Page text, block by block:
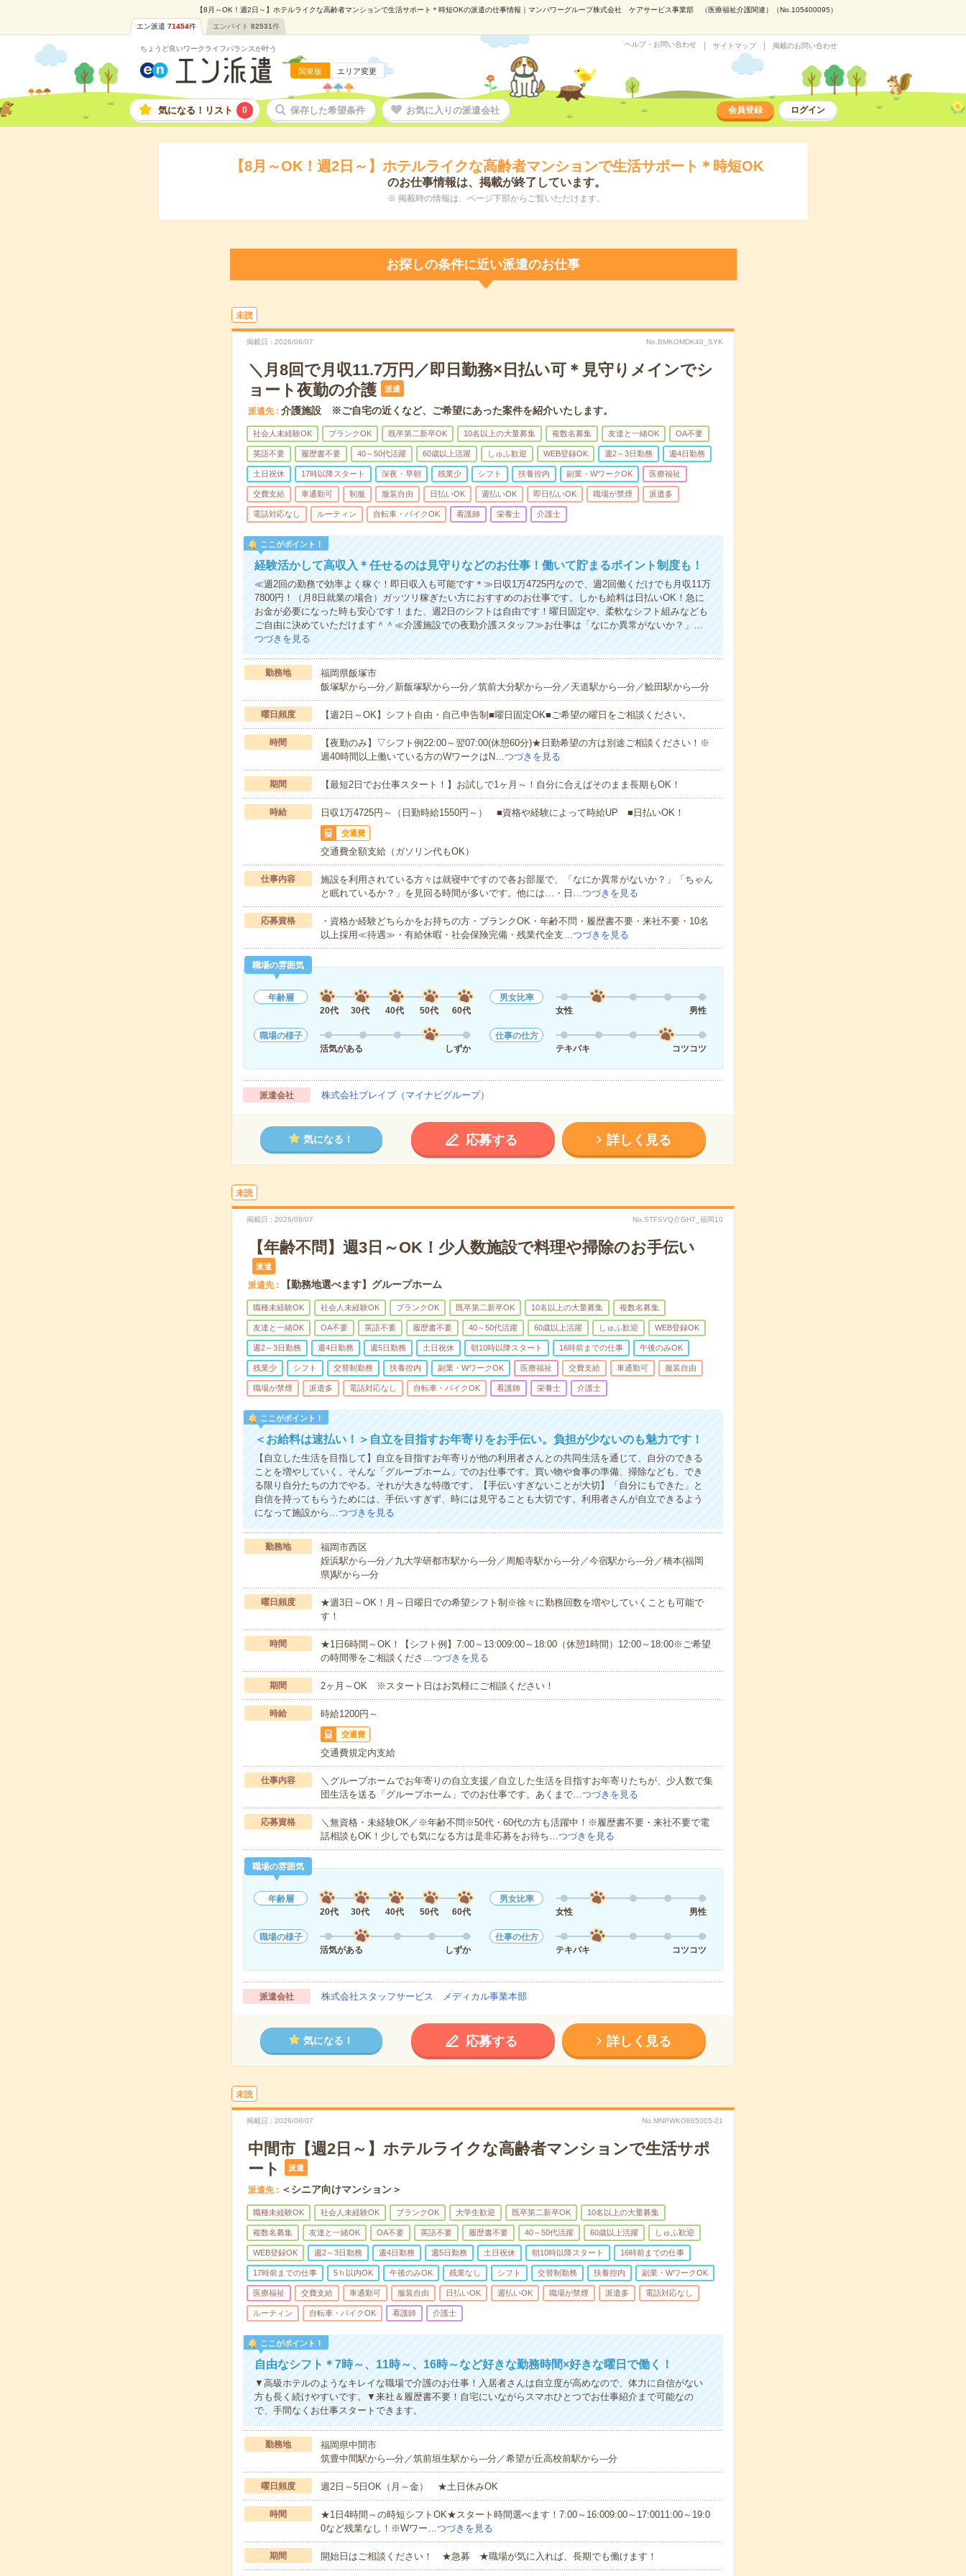
【8月～OK！週2日～】ホテルライクな高齢者マンションで生活サポート＊時短OKの派遣の仕事情報｜マンパワーグループ株式会社 ケアサービス事業部 （医療福祉介護関連）（No.105400095）
エン派遣 71454件 エンバイト 82531件
ちょうど良いワークライフバランスが叶う
関東版 エリア変更
ヘルプ・お問い合わせ サイトマップ 掲載のお問い合わせ
気になる！リスト 0 保存した希望条件 お気に入りの派遣会社 会員登録 ログイン
【8月～OK！週2日～】ホテルライクな高齢者マンションで生活サポート＊時短OK
のお仕事情報は、掲載が終了しています。
※ 掲載時の情報は、ページ下部からご覧いただけます。
お探しの条件に近い派遣のお仕事
未読
掲載日 2026/08/07 No.BMKOMDK40_SYK
＼月8回で月収11.7万円／即日勤務×日払い可＊見守りメインでシ
ョート夜勤の介護
派遣
派遣先 介護施設 ※ご自宅の近くなど、ご希望にあった案件を紹介いたします。
社会人未経験OK ブランクOK 既卒第二新卒OK 10名以上の大量募集 複数名募集 友達と一緒OK OA不要
英語不要 履歴書不要 40～50代活躍 60歳以上活躍 しゅふ歓迎 WEB登録OK 週2～3日勤務 週4日勤務
土日祝休 17時以降スタート 深夜・早朝 残業少 シフト 扶養控内 副業・WワークOK 医療福祉
交費支給 車通勤可 制服 服装自由 日払いOK 週払いOK 即日払いOK 職場が禁煙 派遣多
電話対応なし ルーティン 自転車・バイクOK 看護師 栄養士 介護士
ここがポイント！
経験活かして高収入＊任せるのは見守りなどのお仕事！働いて貯まるポイント制度も！
≪週2回の勤務で効率よく稼ぐ！即日収入も可能です＊≫日収1万4725円なので、週2回働くだけでも月収11万
7800円！（月8日就業の場合）ガッツリ稼ぎたい方におすすめのお仕事です。しかも給料は日払いOK！急に
お金が必要になった時も安心です！また、週2日のシフトは自由です！曜日固定や、柔軟なシフト組みなども
ご自由に決めていただけます＾＾≪介護施設での夜勤介護スタッフ≫お仕事は「なにか異常がないか？」…
つづきを見る
勤務地
福岡県飯塚市
飯塚駅から---分／新飯塚駅から---分／筑前大分駅から---分／天道駅から---分／鯰田駅から---分
曜日頻度 【週2日～OK】シフト自由・自己申告制■曜日固定OK■ご希望の曜日をご相談ください。
時間
【夜勤のみ】▽シフト例22:00～翌07:00(休憩60分)★日勤希望の方は別途ご相談ください！※
週40時間以上働いている方のWワークはN…つづきを見る
期間 【最短2日でお仕事スタート！】お試しで1ヶ月～！自分に合えばそのまま長期もOK！
時給 日収1万4725円～（日勤時給1550円～） ■資格や経験によって時給UP ■日払いOK！
交通費
交通費全額支給（ガソリン代もOK）
仕事内容
施設を利用されている方々は就寝中ですので各お部屋で、「なにか異常がないか？」「ちゃん
と眠れているか？」を見回る時間が多いです。他には…・日…つづきを見る
応募資格
・資格か経験どちらかをお持ちの方・ブランクOK・年齢不問・履歴書不要・来社不要・10名
以上採用≪待遇≫・有給休暇・社会保険完備・残業代全支…つづきを見る
職場の雰囲気
年齢層
20代
30代 40代 50代 60代
男女比率
女性
男性
職場の様子
活気がある
しずか
仕事の仕方
テキパキ
コツコツ
派遣会社 株式会社ブレイブ（マイナビグループ）
気になる！ 応募する 詳しく見る
未読
掲載日 2026/08/07 No.STFSVQ介GH7_福岡10
【年齢不問】週3日～OK！少人数施設で料理や掃除のお手伝い
派遣
派遣先 【勤務地選べます】グループホーム
職種未経験OK 社会人未経験OK ブランクOK 既卒第二新卒OK 10名以上の大量募集 複数名募集
友達と一緒OK OA不要 英語不要 履歴書不要 40～50代活躍 60歳以上活躍 しゅふ歓迎 WEB登録OK
週2～3日勤務 週4日勤務 週5日勤務 土日祝休 朝10時以降スタート 16時前までの仕事 午後のみOK
残業少 シフト 交替制勤務 扶養控内 副業・WワークOK 医療福祉 交費支給 車通勤可 服装自由
職場が禁煙 派遣多 電話対応なし 自転車・バイクOK 看護師 栄養士 介護士
ここがポイント！
＜お給料は速払い！＞自立を目指すお年寄りをお手伝い。負担が少ないのも魅力です！
【自立した生活を目指して】自立を目指すお年寄りが他の利用者さんとの共同生活を通じて、自分のできる
ことを増やしていく。そんな「グループホーム」でのお仕事です。買い物や食事の準備、掃除なども、でき
る限り自分たちの力でやる。それが大きな特徴です。【手伝いすぎないことが大切】「自分にもできた」と
自信を持ってもらうためには、手伝いすぎず、時には見守ることも大切です。利用者さんが自立できるよう
になって施設から…つづきを見る
勤務地
福岡市西区
姪浜駅から---分／九大学研都市駅から---分／周船寺駅から---分／今宿駅から---分／橋本(福岡
県)駅から---分
曜日頻度
★週3日～OK！月～日曜日での希望シフト制※徐々に勤務回数を増やしていくことも可能で
す！
時間
★1日6時間～OK！【シフト例】7:00～13:009:00～18:00（休憩1時間）12:00～18:00※ご希望
の時間帯をご相談くださ…つづきを見る
期間 2ヶ月～OK ※スタート日はお気軽にご相談ください！
時給 時給1200円～
交通費
交通費規定内支給
仕事内容
＼グループホームでお年寄りの自立支援／自立した生活を目指すお年寄りたちが、少人数で集
団生活を送る「グループホーム」でのお仕事です。あくまで…つづきを見る
応募資格
＼無資格・未経験OK／※年齢不問※50代・60代の方も活躍中！※履歴書不要・来社不要で電
話相談もOK！少しでも気になる方は是非応募をお待ち…つづきを見る
職場の雰囲気
年齢層
20代
30代 40代 50代 60代
男女比率
女性
男性
職場の様子
活気がある
しずか
仕事の仕方
テキパキ
コツコツ
派遣会社 株式会社スタッフサービス メディカル事業本部
気になる！ 応募する 詳しく見る
未読
掲載日 2026/08/07 No.MNPWKO865005-21
中間市【週2日～】ホテルライクな高齢者マンションで生活サポ
ート
派遣
派遣先 ＜シニア向けマンション＞
職種未経験OK 社会人未経験OK ブランクOK 大学生歓迎 既卒第二新卒OK 10名以上の大量募集
複数名募集 友達と一緒OK OA不要 英語不要 履歴書不要 40～50代活躍 60歳以上活躍 しゅふ歓迎
WEB登録OK 週2～3日勤務 週4日勤務 週5日勤務 土日祝休 朝10時以降スタート 16時前までの仕事
17時前までの仕事 5ｈ以内OK 午後のみOK 残業なし シフト 交替制勤務 扶養控内 副業・WワークOK
医療福祉 交費支給 車通勤可 服装自由 日払いOK 週払いOK 職場が禁煙 派遣多 電話対応なし
ルーティン 自転車・バイクOK 看護師 介護士
ここがポイント！
自由なシフト＊7時～、11時～、16時～など好きな勤務時間×好きな曜日で働く！
▼高級ホテルのようなキレイな職場で介護のお仕事！入居者さんは自立度が高めなので、体力に自信がない
方も長く続けやすいです。▼来社＆履歴書不要！自宅にいながらスマホひとつでお仕事紹介まで可能なの
で、手間なくお仕事スタートできます。
勤務地
福岡県中間市
筑豊中間駅から---分／筑前垣生駅から---分／希望が丘高校前駅から---分
曜日頻度 週2日～5日OK（月～金） ★土日休みOK
時間
★1日4時間～の時短シフトOK★スタート時間選べます！7:00～16:009:00～17:0011:00～19:0
0など残業なし！※Wワー…つづきを見る
期間 開始日はご相談ください！ ★急募 ★職場が気に入れば、長期でも働けます！